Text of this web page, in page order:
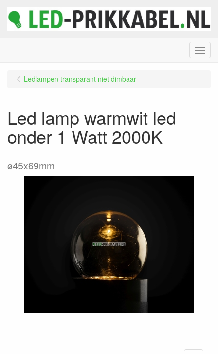
Menu
Ledlampen transparant niet dimbaar
Led lamp warmwit led
onder 1 Watt 2000K
ø45x69mm